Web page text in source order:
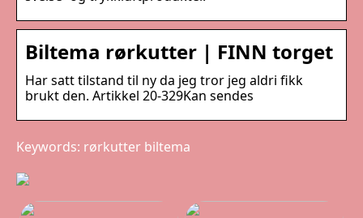
Biltema rørkutter | FINN torget
Har satt tilstand til ny da jeg tror jeg aldri fikk
brukt den. Artikkel 20-329Kan sendes
Keywords: rørkutter biltema